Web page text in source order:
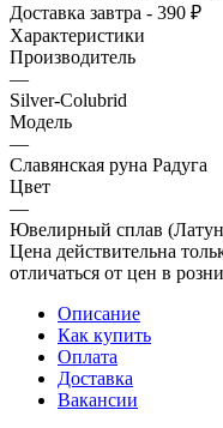
Доставка завтра - 390 ₽
Характеристики
Производитель
—
Silver-Colubrid
Модель
—
Славянская руна Радуга
Цвет
—
Ювелирный сплав
Цена действительна
отличаться от цен в
Описание
Как купить
Оплата
Доставка
Вакансии